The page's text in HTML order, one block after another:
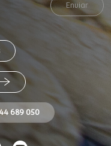
Enviar
689 050